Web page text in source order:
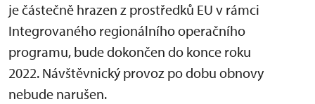
je částečně hrazen z prostředků EU v rámci
Integrovaného regionálního operačního
programu, bude dokončen do konce roku
2022. Návštěvnický provoz po dobu obnovy
nebude narušen.